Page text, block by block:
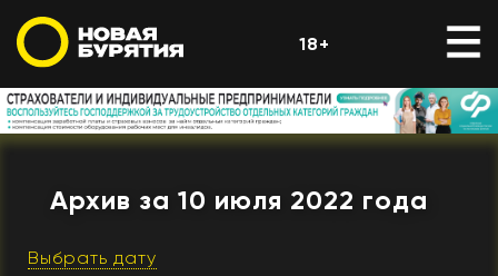
18+
Архив за 10 июля 2022 года
Выбрать дату